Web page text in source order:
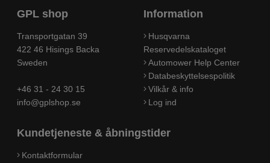
GPL shop
Transportgatan 39
422 46 Hisings Backa
Sweden
+46 31 - 24 30 15
info@gplshop.se
Information
Husqvarna
Reservedelskataloget
Automower Help Center
Databeskyttelsespolitik
Vilkår & info
Log ind
Kundetjeneste & åbningstider
Kontaktformular